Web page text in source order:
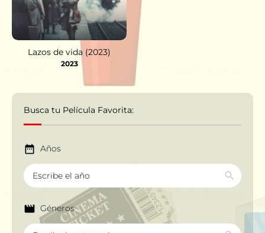
Lazos de vida (2023)
2023
Busca tu Película Favorita:
Años
Géneros